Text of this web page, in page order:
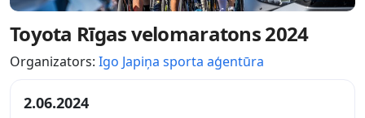
Toyota Rīgas velomaratons 2024
Organizators: Igo Japiņa sporta aģentūra
2.06.2024